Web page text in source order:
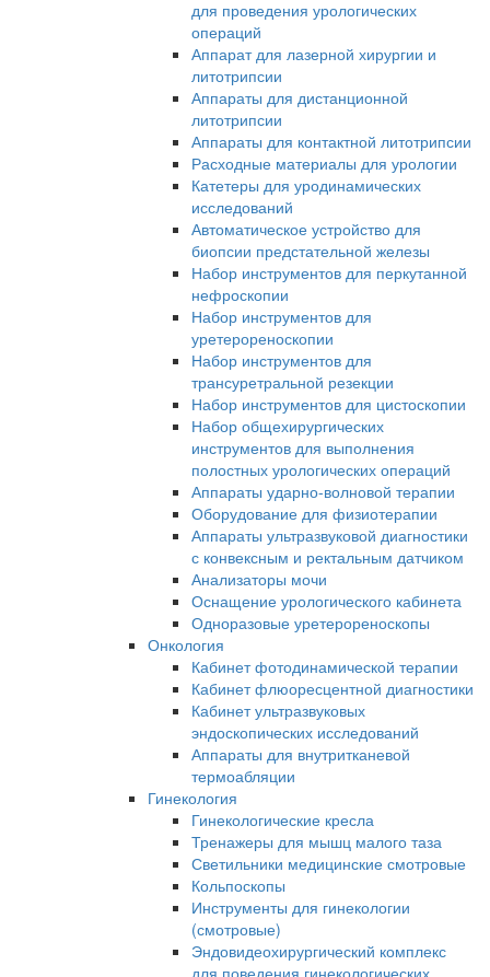
для проведения урологических
операций
Аппарат для лазерной хирургии и
литотрипсии
Аппараты для дистанционной
литотрипсии
Аппараты для контактной литотрипсии
Расходные материалы для урологии
Катетеры для уродинамических
исследований
Автоматическое устройство для
биопсии предстательной железы
Набор инструментов для перкутанной
нефроскопии
Набор инструментов для
уретерореноскопии
Набор инструментов для
трансуретральной резекции
Набор инструментов для цистоскопии
Набор общехирургических
инструментов для выполнения
полостных урологических операций
Аппараты ударно-волновой терапии
Оборудование для физиотерапии
Аппараты ультразвуковой диагностики
с конвексным и ректальным датчиком
Анализаторы мочи
Оснащение урологического кабинета
Одноразовые уретерореноскопы
Онкология
Кабинет фотодинамической терапии
Кабинет флюоресцентной диагностики
Кабинет ультразвуковых
эндоскопических исследований
Аппараты для внутритканевой
термоабляции
Гинекология
Гинекологические кресла
Тренажеры для мышц малого таза
Светильники медицинские смотровые
Кольпоскопы
Инструменты для гинекологии
(смотровые)
Эндовидеохирургический комплекс